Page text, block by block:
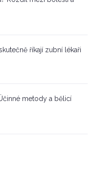
říkají zubní lékaři
metody a bělicí